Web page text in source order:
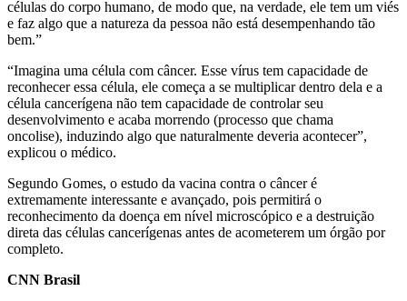
células do corpo humano, de modo que, na verdade, ele tem um viés
e faz algo que a natureza da pessoa não está desempenhando tão
bem.”
“Imagina uma célula com câncer. Esse vírus tem capacidade de
reconhecer essa célula, ele começa a se multiplicar dentro dela e a
célula cancerígena não tem capacidade de controlar seu
desenvolvimento e acaba morrendo (processo que chama
oncolise), induzindo algo que naturalmente deveria acontecer”,
explicou o médico.
Segundo Gomes, o estudo da vacina contra o câncer é
extremamente interessante e avançado, pois permitirá o
reconhecimento da doença em nível microscópico e a destruição
direta das células cancerígenas antes de acometerem um órgão por
completo.
CNN Brasil